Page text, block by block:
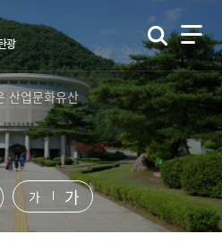
광
산업문화유산
가 가